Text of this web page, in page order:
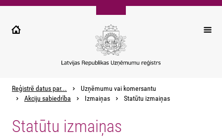
Pārlekt
galveno
Reģistrē datus par...
Uzņēmumu vai komersantu
Akciju sabiedrība
Izmaiņas Statūtu izmaiņas
Statūtu izmaiņas